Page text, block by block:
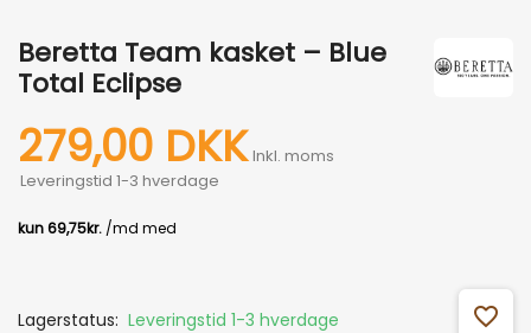
Beretta Team kasket – Blue
Total Eclipse
279,00 DKK Inkl. moms
Leveringstid 1-3 hverdage
Lagerstatus: Leveringstid 1-3 hverdage favorite_outline